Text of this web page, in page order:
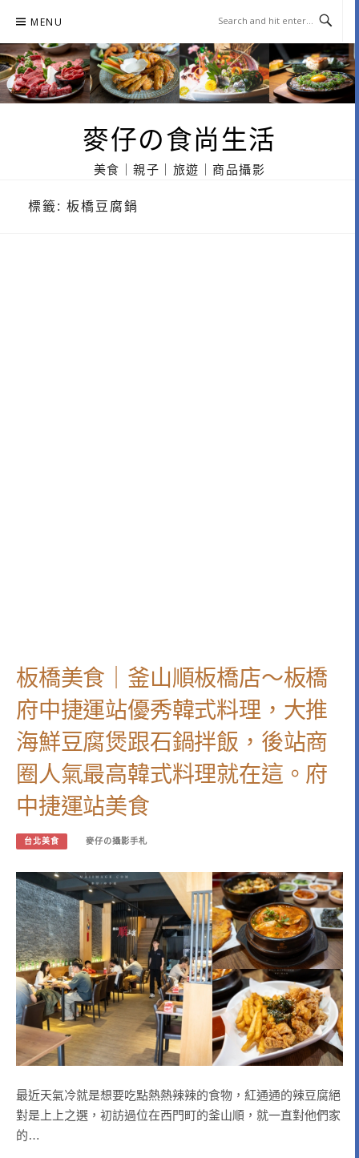
content
MENU
麥仔の食尚生活
美食｜親子｜旅遊｜商品攝影
標籤: 板橋豆腐鍋
板橋美食｜釜山順板橋店～板橋
府中捷運站優秀韓式料理，大推
海鮮豆腐煲跟石鍋拌飯，後站商
圈人氣最高韓式料理就在這。府
中捷運站美食
台北美食 麥仔の攝影手札
最近天氣冷就是想要吃點熱熱辣辣的食物，紅通通的辣豆腐絕
對是上上之選，初訪過位在西門町的釜山順，就一直對他們家
的…